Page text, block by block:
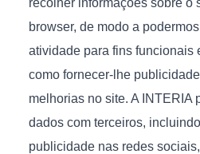
cm
170x240x2
€
recolher informações sobre o
browser, de modo a
atividade para fins funcionais
como fornecer-lhe
melhorias no site. A INTERIA
dados com terceiros,
publicidade nas redes